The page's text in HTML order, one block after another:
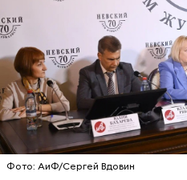
Фото: АиФ/Сергей Вдовин
беременным,
людям с ослабленной
пожилым;
детям.